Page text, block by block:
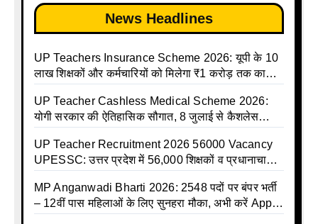
News Headlines
UP Teachers Insurance Scheme 2026: यूपी के 10
लाख शिक्षकों और कर्मचारियों को मिलेगा ₹1 करोड़ तक का
UP Teacher Cashless Medical Scheme 2026:
योगी सरकार की ऐतिहासिक सौगात, 8 जुलाई से कैशलेस
UP Teacher Recruitment 2026 56000 Vacancy
UPESSC: उत्तर प्रदेश में 56,000 शिक्षकों व प्रधानाचार्यों
MP Anganwadi Bharti 2026: 2548 पदों पर बंपर भर्ती
– 12वीं पास महिलाओं के लिए सुनहरा मौका, अभी करें Apply